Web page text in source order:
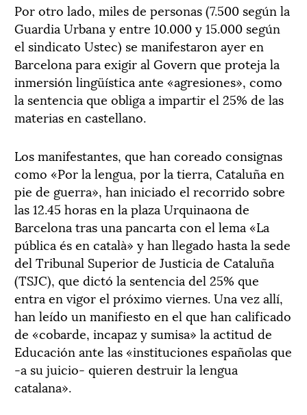
Por otro lado, miles de personas (7.500 según la
Guardia Urbana y entre 10.000 y 15.000 según
el sindicato Ustec) se manifestaron ayer en
Barcelona para exigir al Govern que proteja la
inmersión lingüística ante «agresiones», como
la sentencia que obliga a impartir el 25% de las
materias en castellano.
Los manifestantes, que han coreado consignas
como «Por la lengua, por la tierra, Cataluña en
pie de guerra», han iniciado el recorrido sobre
las 12.45 horas en la plaza Urquinaona de
Barcelona tras una pancarta con el lema «La
pública és en català» y han llegado hasta la sede
del Tribunal Superior de Justicia de Cataluña
(TSJC), que dictó la sentencia del 25% que
entra en vigor el próximo viernes. Una vez allí,
han leído un manifiesto en el que han calificado
de «cobarde, incapaz y sumisa» la actitud de
Educación ante las «instituciones españolas que
-a su juicio- quieren destruir la lengua
catalana».